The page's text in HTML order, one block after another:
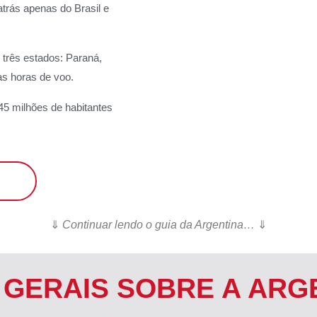
apenas do Brasil e
estados: Paraná,
horas de voo.
milhões de habitantes
⇓ Continuar lendo o guia da Argentina… ⇓
SOBRE A